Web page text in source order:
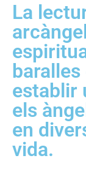
​La
establir
els
en
vida.